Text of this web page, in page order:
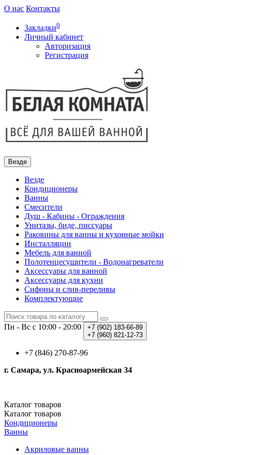
О нас Контакты
Закладки0
Личный кабинет
Авторизация
Регистрация
Везде
Везде
Кондиционеры
Ванны
Смесители
Душ - Кабины - Ограждения
Унитазы, биде, писсуары
Раковины для ванны и кухонные мойки
Инсталляции
Мебель для ванной
Полотенцесушители - Водонагреватели
Аксессуары для ванной
Аксессуары для кухни
Сифоны и слив-переливы
Комплектующие
Пн - Вс с 10:00 - 20:00 +7 (902) 183-66-89
+7 (960) 821-12-73
+7 (846) 270-87-96
г. Самара, ул. Красноармейская 34
Каталог товаров
Каталог товаров
Кондиционеры
Ванны
Акриловые ванны